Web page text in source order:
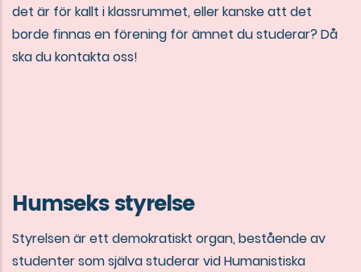
det är för kallt iklassrummet, eller kanske att det
borde finnas en förening för ämnet du studerar? Då
ska du kontakta oss!
Humseks styrelse
Styrelsen är ett demokratiskt organ, bestående av
studenter som själva studerar vid Humanistiska